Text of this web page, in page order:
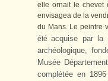
elle ornait le chevet
envisagea de la
du Mans. Le peintre
étéacquise par la
archéologique,
Musée
complétée en